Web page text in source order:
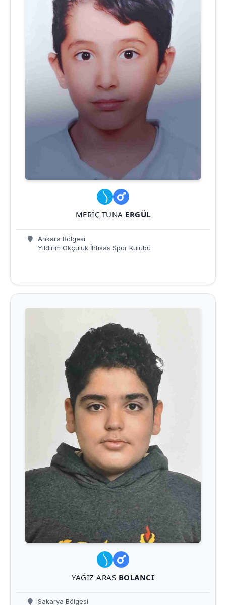
MERIÇ TUNA ERGÜL
Ankara Bölgesi
Yıldırım Okçuluk İhtisas Spor Kulübü
YAĞIZ ARAS BOLANCI
Sakarya Bölgesi